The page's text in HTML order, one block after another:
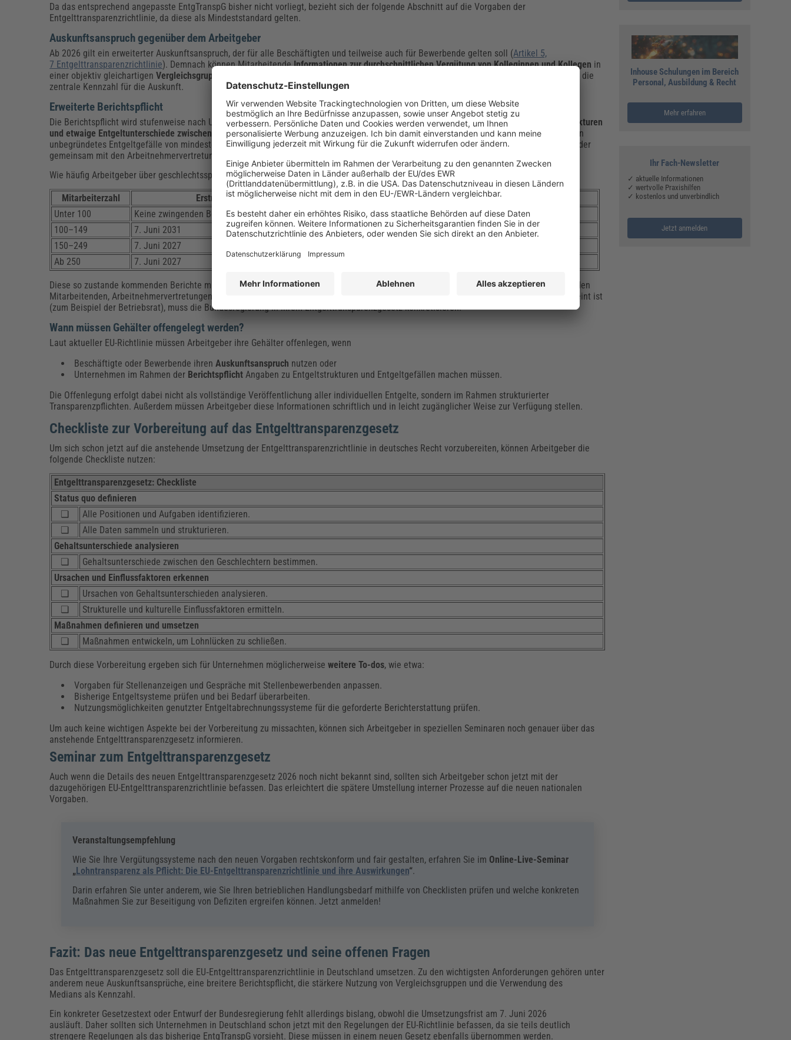
Da das entsprechend angepasste EntgTranspG bisher nicht vorliegt, bezieht sich der folgende Abschnitt auf die Vorgaben der
Entgelttransparenzrichtlinie, da diese als Mindeststandard gelten.
Auskunftsanspruch gegenüber dem Arbeitgeber
Ab 2026 gilt ein erweiterter Auskunftsanspruch, der für alle Beschäftigten und teilweise auch für Bewerbende gelten soll (Artikel 5,
7 Entgelttransparenzrichtlinie). Demnach können MitarbeitendeInformationen zur durchschnittlichen Vergütung von Kolleginnen und Kollegen in
einer objektiv gleichartigenVergleichsgruppe
der Vergütung, also der mittlere Wert der Entgeltspanne, die
zentrale Kennzahl für die Auskunft.
Erweiterte Berichtspflicht
Die Berichtspflicht wird stufenweise nach Unternehmensgröße ausgeweitet. Sie verpflichtet Unternehmen,regelmäßig über ihre Entgeltstrukturen
und etwaige Entgeltunterschiede zwischen Frauen und Männern zu berichten(Artikel 9 Entgelttransparenzrichtlinie). Zeigen die Berichte ein
unbegründetes Entgeltgefälle von mindestensfünf Prozent, müssen Arbeitgeber entweder innerhalb von sechs Monaten Abhilfe schaffen oder
gemeinsam mit den Arbeitnehmervertretungen eine
Wie häufig Arbeitgeber über geschlechtsspezifische Entgeltgefälle berichten müssen, hängt von der Größe des Unternehmens ab:
Mitarbeiterzahl Erstmalige Frist
Darauffolgender Turnus
Unter 100
Keine zwingenden Berichtspflichten laut EU-Richtlinie, aber mit Entgelttransparenzgesetz möglich
100–149
7. Juni 2031
Alle drei Jahre
150–249
7. Juni 2027
Ab 250
7. Juni 2027
Diese so zustande kommenden Berichte müssen detaillierte Daten zu Entgeltgefällen und Entgeltbestandteilen enthalten. Zudem sind sie den
Mitarbeitenden, Arbeitnehmervertretungen und Aufsichtsbehörden zur Verfügung zu stellen. Wer genau mit „Arbeitnehmervertretung“ gemeint ist
(zum Beispiel der Betriebsrat), muss die Bundesregierung in ihrem Entgelttransparenzgesetz konkretisieren.
Wann müssen Gehälter offengelegt werden?
Laut aktueller EU-Richtlinie müssen Arbeitgeber ihre Gehälter offenlegen, wenn
Beschäftigte oder Bewerbende ihrenAuskunftsanspruch nutzen oder
Unternehmen im Rahmen der BerichtspflichtAngaben zu Entgeltstrukturen und Entgeltgefällen machen müssen.
Die Offenlegung erfolgt dabei nicht als vollständige Veröffentlichung aller individuellen Entgelte, sondern im Rahmen strukturierter
Transparenzpflichten. Außerdem müssen Arbeitgeber diese Informationen schriftlich und in leicht zugänglicher Weise zur Verfügung stellen.
Checkliste zur Vorbereitung auf das Entgelttransparenzgesetz
Um sich schon jetzt auf die anstehende Umsetzung der Entgelttransparenzrichtlinie in deutsches Recht vorzubereiten, können Arbeitgeber die
folgende Checkliste nutzen:
Entgelttransparenzgesetz: Checkliste
Status quo definieren
❏
Alle Positionen und Aufgaben identifizieren.
❏
Alle Daten sammeln und strukturieren.
Gehaltsunterschiede analysieren
❏
Gehaltsunterschiede zwischen den Geschlechtern bestimmen.
Ursachen und Einflussfaktoren erkennen
❏
Ursachen von Gehaltsunterschieden analysieren.
❏
Strukturelle und kulturelle Einflussfaktoren ermitteln.
Maßnahmen definieren und umsetzen
❏
Maßnahmen entwickeln, um Lohnlücken zu schließen.
Durch diese Vorbereitung ergeben sich für Unternehmen möglicherweiseweitere To-dos, wie etwa:
Vorgaben für Stellenanzeigen und Gespräche mit Stellenbewerbenden anpassen.
Bisherige Entgeltsysteme prüfen und bei Bedarf überarbeiten.
Nutzungsmöglichkeiten genutzter Entgeltabrechnungssysteme für die geforderte Berichterstattung prüfen.
Um auch keine wichtigen Aspekte bei der Vorbereitung zu missachten, können sich Arbeitgeber in speziellen Seminaren noch genauer über das
anstehende Entgelttransparenzgesetz informieren.
Seminar zum Entgelttransparenzgesetz
Auch wenn die Details des neuen Entgelttransparenzgesetz 2026 noch nicht bekannt sind, sollten sich Arbeitgeber schon jetzt mit der
dazugehörigen EU-Entgelttransparenzrichtlinie befassen. Das erleichtert die spätere Umstellung interner Prozesse auf die neuen nationalen
Vorgaben.
Veranstaltungsempfehlung
Wie Sie Ihre Vergütungssysteme nach den neuen Vorgaben rechtskonform und fair gestalten, erfahren Sie im Online-Live-Seminar
„Lohntransparenz als Pflicht: Die EU-Entgelttransparenzrichtlinie und ihre Auswirkungen“.
Darin erfahren Sie unter anderem, wie Sie Ihren betrieblichen Handlungsbedarf mithilfe von Checklisten prüfen und welche konkreten
Maßnahmen Sie zur Beseitigung von Defiziten ergreifen können. Jetzt anmelden!
Fazit: Das neue Entgelttransparenzgesetz und seine offenen Fragen
Das Entgelttransparenzgesetz soll die EU‑Entgelttransparenzrichtlinie in Deutschland umsetzen. Zu den wichtigsten Anforderungen gehören unter
anderem neue Auskunftsansprüche, eine breitere Berichtspflicht, die stärkere Nutzung von Vergleichsgruppen und die Verwendung des
Medians als Kennzahl.
Ein konkreter Gesetzestext oder Entwurf der Bundesregierung fehlt allerdings bislang, obwohl die Umsetzungsfrist am 7. Juni 2026
ausläuft. Daher sollten sich Unternehmen in Deutschland schon jetzt mit den Regelungen der EU-Richtlinie befassen, da sie teils deutlich
strengere Regelungen als das bisherige EntgTranspG vorsieht. Diese müssen in einem neuen Gesetz ebenfalls übernommen werden.
Inhouse Schulungen im Bereich
Personal, Ausbildung & Recht
Mehr erfahren
Ihr Fach-Newsletter
✓ aktuelle Informationen
✓ wertvolle Praxishilfen
✓ kostenlos und unverbindlich
Jetzt anmelden